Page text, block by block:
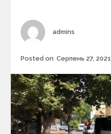
Author
admins
Posted on Серпень 27, 2021